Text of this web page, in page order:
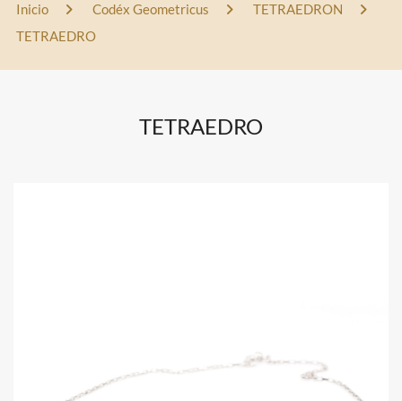
Inicio Codéx Geometricus
TETRAEDRON
TETRAEDRO
TETRAEDRO